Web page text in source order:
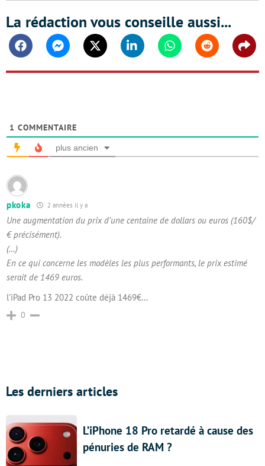
La rédaction vous conseille aussi...
FacebookMessengerTwitter Linkedin WhatsappReddit
1 COMMENTAIRE
plus ancien
pkoka 2 années il y a
Une augmentation du prix d’une centaine de dollars ou euros (160$/
€ précisément).
(…)
En ce qui concerne les modèles les plus performants, le prix estimé
serait de 1469 euros.
l’iPad Pro 13 2022 coûte déjà 1469€…
0
Les derniers articles
L’iPhone 18 Pro retardé à cause des
pénuries de RAM ?